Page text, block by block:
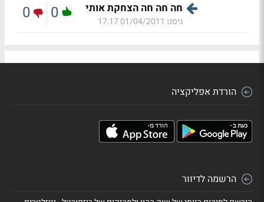
חה חה חה הצחקת אותי
גיסנו 01/04/2011 17:17
0
0
הורדת אפליקציה
הרשמה לדיוור